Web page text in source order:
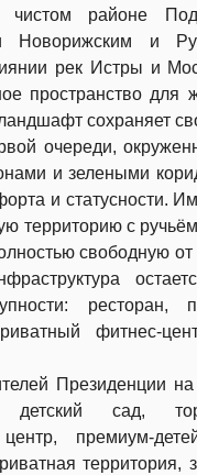
чистом районе
Новорижским и
рек Истры и
пространство для
сохраняет
очереди,
и зелеными
и статусности.
территорию с
свободную
ресторан,
фитнес-
Президенции на
детский сад,
премиум-
территория,